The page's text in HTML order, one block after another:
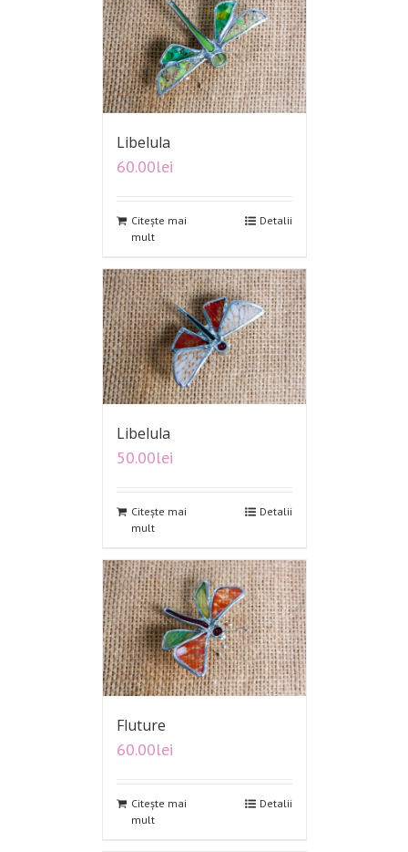
Libelula
60.00lei
Citește mai
mult
Detalii
Libelula
50.00lei
Citește mai
mult
Detalii
Fluture
60.00lei
Citește mai
mult
Detalii